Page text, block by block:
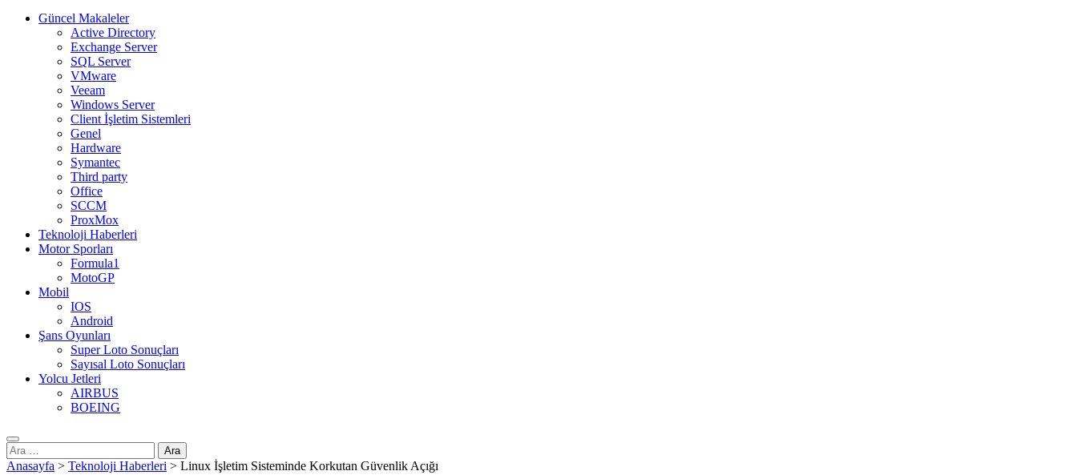
Güncel Makaleler
Active Directory
Exchange Server
SQL Server
VMware
Veeam
Windows Server
Client İşletim Sistemleri
Genel
Hardware
Symantec
Third party
Office
SCCM
ProxMox
Teknoloji Haberleri
Motor Sporları
Formula1
MotoGP
Mobil
IOS
Android
Şans Oyunları
Super Loto Sonuçları
Sayısal Loto Sonuçları
Yolcu Jetleri
AIRBUS
BOEING
Arama:
Anasayfa > Teknoloji Haberleri > Linux İşletim Sisteminde Korkutan Güvenlik Açığı